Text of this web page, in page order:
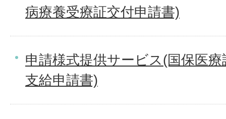
病療養受療証交付申請書)
申請様式提供サービス(国保医
支給申請書)